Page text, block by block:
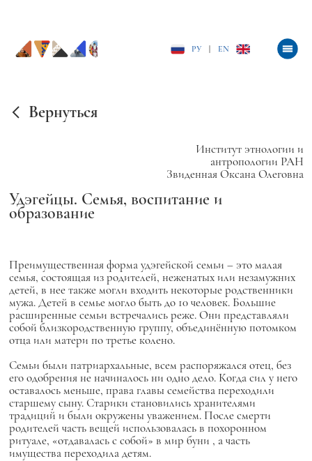
РУ EN
Вернуться
Институт этнологии и
антропологии РАН
Звиденная Оксана Олеговна
Удэгейцы. Семья, воспитание и
образование
Преимущественная форма удэгейской семьи – это малая
семья, состоящая из родителей, неженатых или незамужних
детей, в нее также могли входить некоторые родственники
мужа. Детей в семье могло быть до 10 человек. Большие
расширенные семьи встречались реже. Они представляли
собой близкородственную группу, объединённую потомком
отца или матери по третье колено.
Семьи были патриархальные, всем распоряжался отец, без
его одобрения не начиналось ни одно дело. Когда сил у него
оставалось меньше, права главы семейства переходили
старшему сыну. Старики становились хранителями
традиций и были окружены уважением. После смерти
родителей часть вещей использовалась в похоронном
ритуале, «отдавалась с собой» в мир буни , а часть
имущества переходила детям.